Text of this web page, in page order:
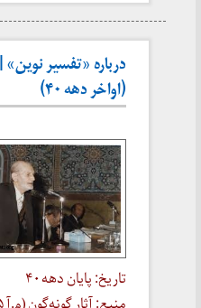
درباره «تفسیر
(اواخر دهه ۴۰)
تاریخ: پایان دهه ۴۰